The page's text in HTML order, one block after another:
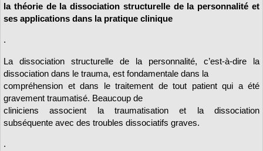
la théorie de la dissociation structurelle de la personnalité et
ses applications dans la pratique clinique
.
La dissociation structurelle de la personnalité, c’est-à-dire la
dissociation dans le trauma, est fondamentale dans la
compréhension et dans le traitement de tout patient qui a été
gravement traumatisé. Beaucoup de
cliniciens associent la traumatisation et la dissociation
subséquente avec des troubles dissociatifs graves.
.